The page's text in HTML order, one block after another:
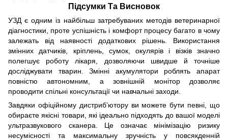
Підсумки Та Висновок
УЗД є одним із найбільш затребуваних методів ветеринарної
діагностики, проте успішність і комфорт процесу багато в чому
залежать від наявності додаткових рішень. Використання
змінних датчиків, кріплень, сумок, окулярів і візків значно
полегшує роботу лікаря, дозволяючи швидше й точніше
досліджувати тварин. Змінні акумулятори роблять апарат
повністю автономним, а зовнішній монітор дозволяє
проводити спільні консультації чи навчальні заходи.
Завдяки офіційному дистриб’ютору ви можете бути певні, що
обираєте якісні товари, які ідеально підходять до вашої моделі
ультразвукового сканера. Це означає мінімізацію ризику
несумісності та максимальну зручність у повсякденній